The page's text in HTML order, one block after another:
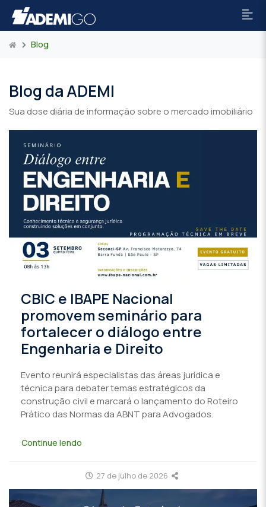
Blog
Blog da ADEMI
Sua dose diária de informação sobre o mercado imobiliário
CBIC e IBAPE Nacional
promovem seminário para
fortalecer o diálogo entre
Engenharia e Direito
Evento reunirá especialistas das áreas jurídica e
técnica para debater temas estratégicos da
construção civil e marcará o lançamento do Roteiro
Prático das Normas da ABNT para Advogados.
Continue lendo
27 de julho de 2026